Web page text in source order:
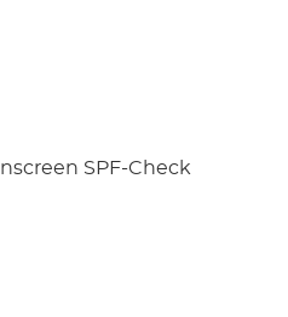
SPF-Check